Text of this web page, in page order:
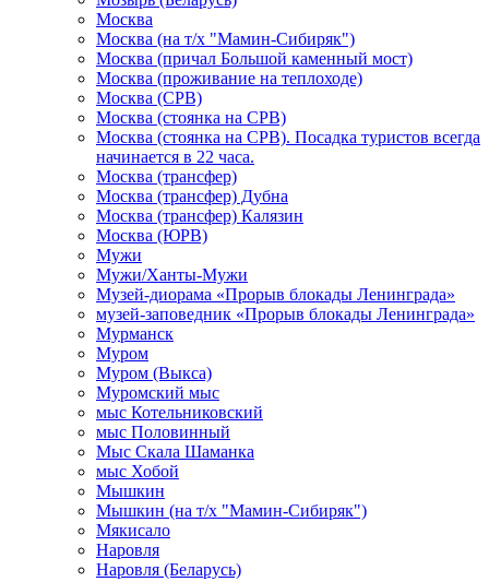
Москва
Москва (на т/х "Мамин-Сибиряк")
Москва (причал Большой каменный мост)
Москва (проживание на теплоходе)
Москва (СРВ)
Москва (стоянка на СРВ)
Москва (стоянка на СРВ). Посадка туристов всегда
начинается в 22 часа.
Москва (трансфер)
Москва (трансфер) Дубна
Москва (трансфер) Калязин
Москва (ЮРВ)
Мужи
Мужи/Ханты-Мужи
Музей-диорама «Прорыв блокады Ленинграда»
музей-заповедник «Прорыв блокады Ленинграда»
Мурманск
Муром
Муром (Выкса)
Муромский мыс
мыс Котельниковский
мыс Половинный
Мыс Скала Шаманка
мыс Хобой
Мышкин
Мышкин (на т/х "Мамин-Сибиряк")
Мякисало
Наровля
Наровля (Беларусь)